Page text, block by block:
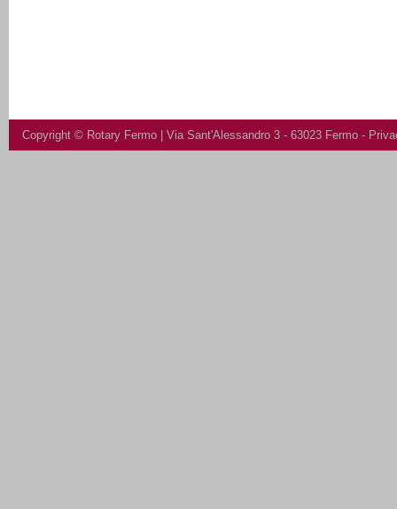
Copyright © Rotary Fermo | Via Sant'Alessandro 3 - 63023 Fermo -